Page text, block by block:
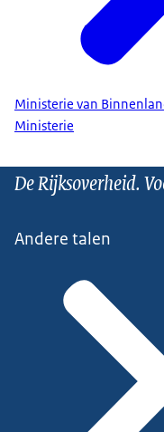
Ministerie van
Ministerie
De Rijksoverheid.
Andere talen